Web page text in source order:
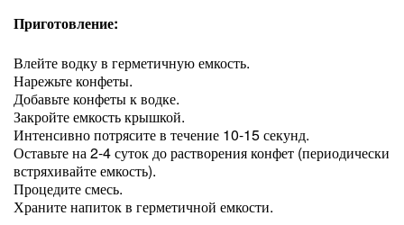
Приготовление:
Влейте водку в герметичную емкость.
Нарежьте конфеты.
Добавьте конфеты к водке.
Закройте емкость крышкой.
Интенсивно потрясите в течение 10-15 секунд.
Оставьте на 2-4 суток до растворения конфет (периодически
встряхивайте емкость).
Процедите смесь.
Храните напиток в герметичной емкости.